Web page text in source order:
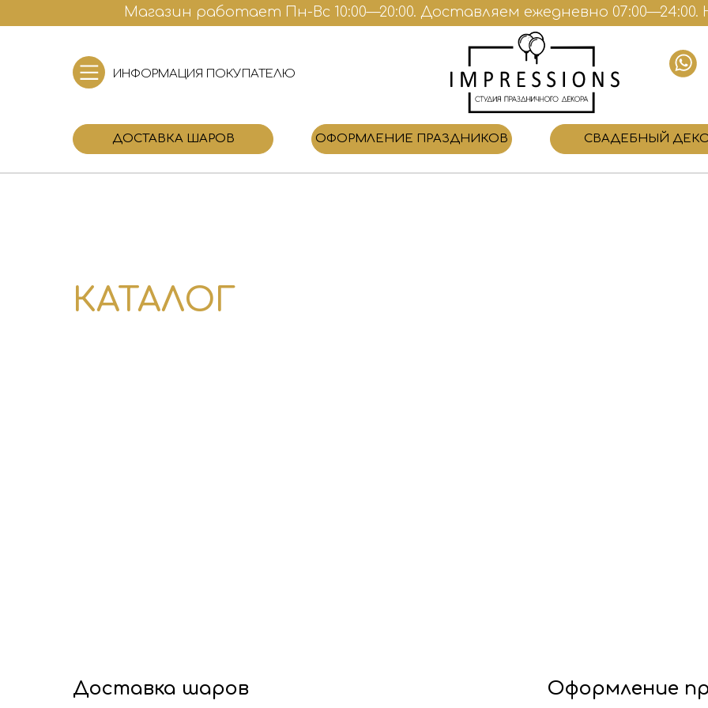
ДОСТАВКА ШАРОВ ОФОРМЛЕНИЕ ПРАЗДНИКОВ СВАДЕБНЫЙ
Магазин работает Пн-Вс 10:00—20:00. Доставляем ежедневно 07:00—24:00.
ИНФОРМАЦИЯ ПОКУПАТЕЛЮ
КАТАЛОГ
Доставка шаров Оформление